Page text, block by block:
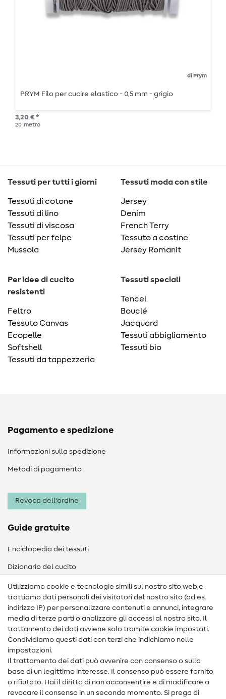
di Prym
PRYM Filo per cucire elastico - 0,5 mm - grigio
3,20 € *
20 metro
Tessuti per tutti i giorni
Tessuti di cotone
Tessuti di lino
Tessuti di viscosa
Tessuti per felpe
Mussola
Tessuti moda con stile
Jersey
Denim
French Terry
Tessuto a costine
Jersey Romanit
Per idee di cucito
resistenti
Feltro
Tessuto Canvas
Ecopelle
Softshell
Tessuti da tappezzeria
Tessuti speciali
Tencel
Bouclé
Jacquard
Tessuti abbigliamento
Tessuti bio
Pagamento e spedizione
Informazioni sulla spedizione
Metodi di pagamento
Revoca dell'ordine
Guide gratuite
Enciclopedia dei tessuti
Dizionario del cucito
Nähanleitungen
Assistenza e contatto
Contatto
Informazioni sul nuovo proprietario
FAQ
Diritto di recesso
Utilizziamo cookie e tecnologie simili sul nostro sito web e
trattiamo dati personali dei visitatori del nostro sito (ad es.
indirizzo IP) per personalizzare contenuti e annunci, integrare
media di terze parti o analizzare gli accessi al nostro sito. Il
trattamento dei dati avviene solo tramite cookie impostati.
Condividiamo questi dati con terzi che indichiamo nelle
impostazioni.
Il trattamento dei dati può avvenire con consenso o sulla
base di un legittimo interesse. Il consenso può essere fornito
o rifiutato. Hai il diritto di non acconsentire e di modificare o
revocare il consenso in un secondo momento. Si prega di